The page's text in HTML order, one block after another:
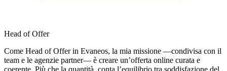
Head of Offer
Come Head of Offer in Evaneos, la mia missione —condivisa con il
team e le agenzie partner— è creare un’offerta online curata e
coerente. Più che la quantità, conta l’equilibrio tra soddisfazione del